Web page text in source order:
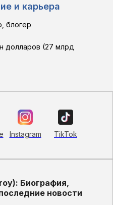
и карьера
блогер
долларов (27 млрд
Instagram TikTok
Биография,
новости